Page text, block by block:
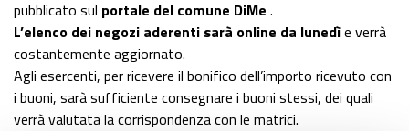
pubblicato sul portale del comune DiMe .
L’elenco dei negozi aderenti sarà online da lunedìe verrà
costantemente aggiornato.
Agli esercenti, per ricevere il bonifico dell’importo ricevuto con
i buoni, sarà sufficiente consegnare i buoni stessi, dei quali
verrà valutata la corrispondenza con le matrici.